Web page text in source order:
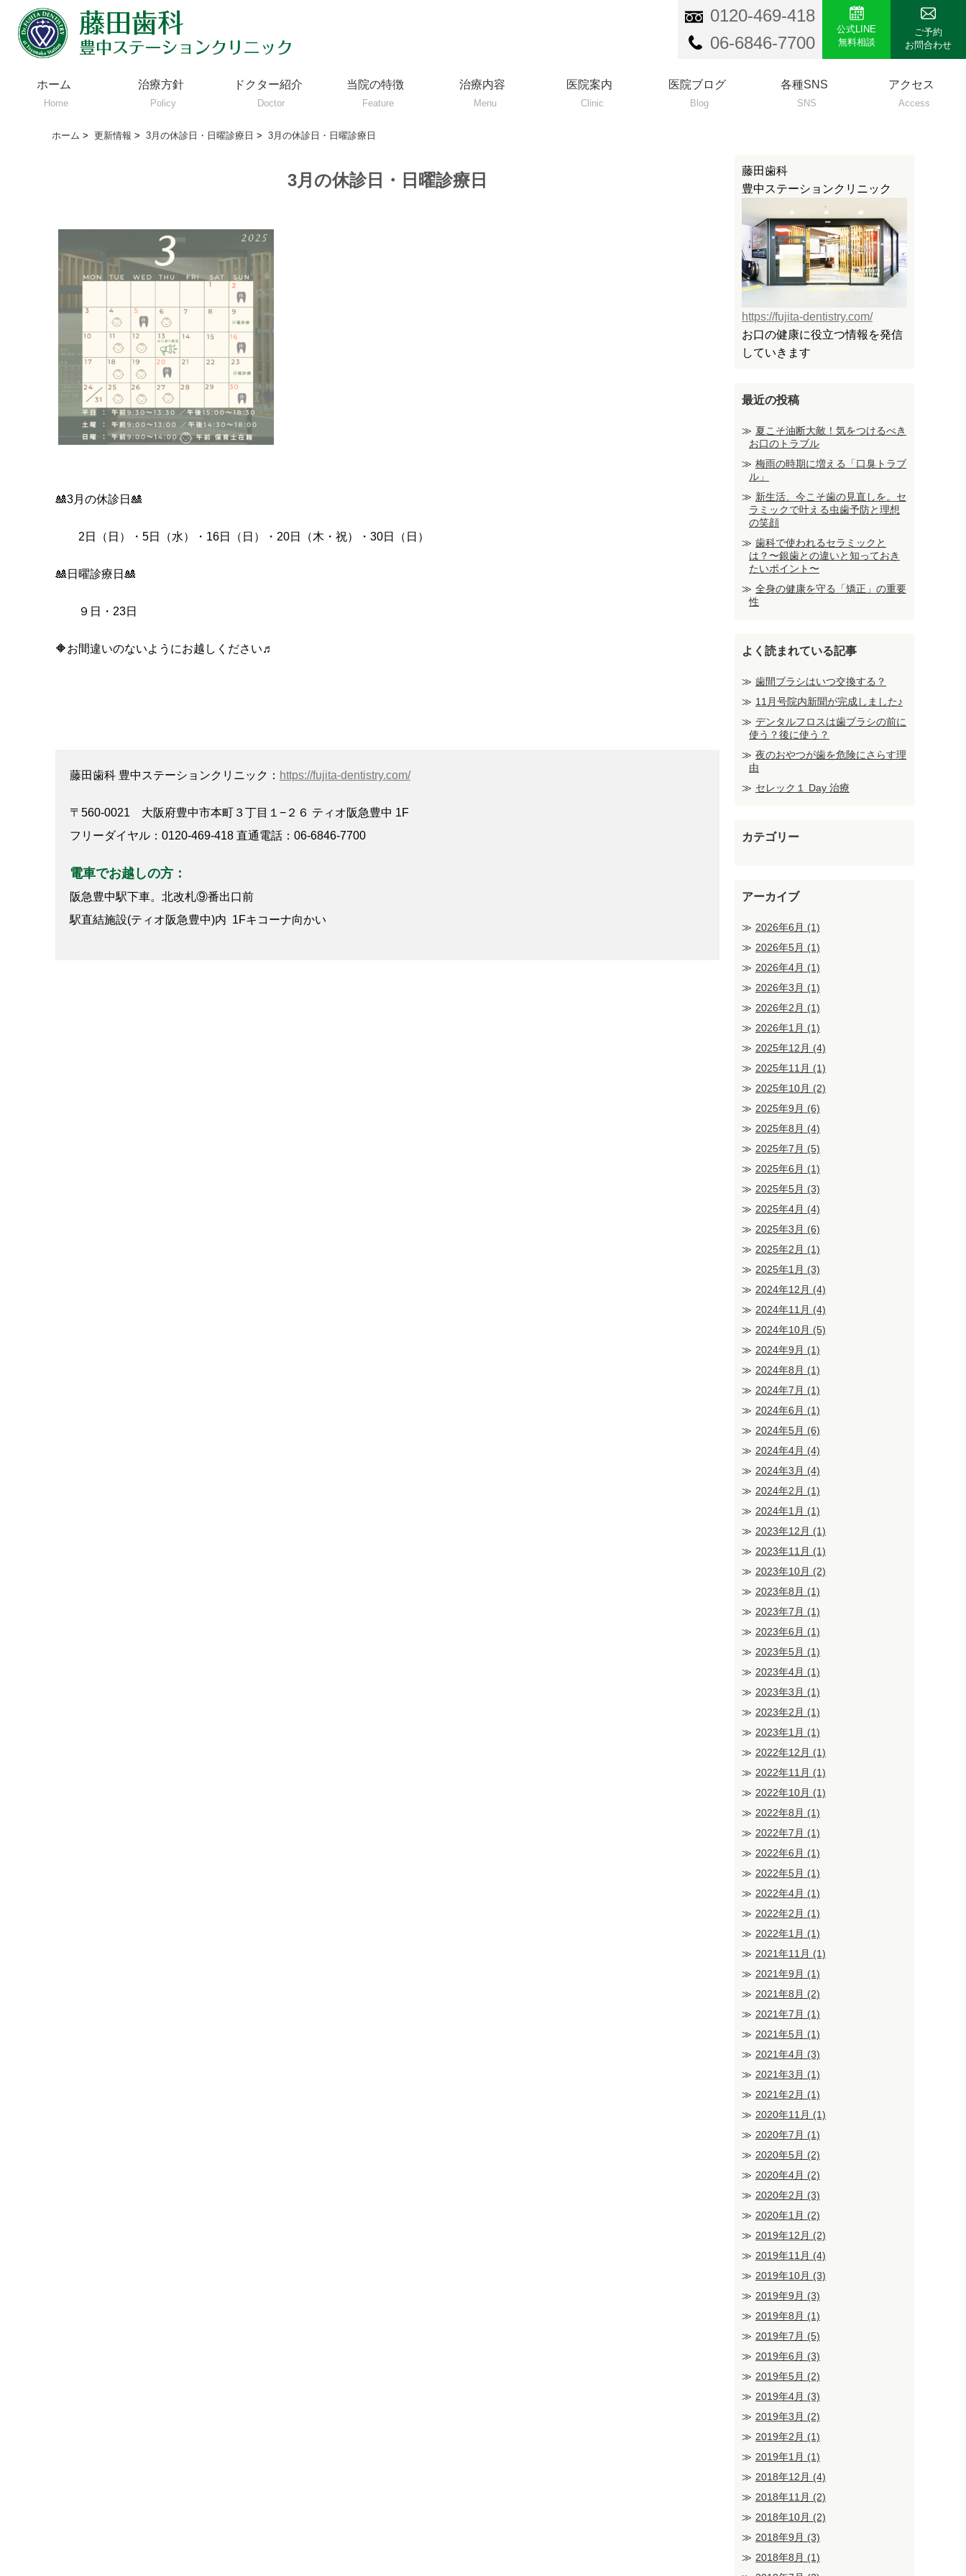
0120-469-418
06-6846-7700
公式LINE
無料相談
ご予約
お問合わせ
ホーム
Home
治療方針
Policy
ドクター紹介
Doctor
当院の特徴
Feature
治療内容
Menu
医院案内
Clinic
医院ブログ
Blog
各種SNS
SNS
アクセス
Access
ホーム > 更新情報 > 3月の休診日・日曜診療日 > 3月の休診日・日曜診療日
3月の休診日・日曜診療日
🎎3月の休診日🎎
2日（日）・5日（水）・16日（日）・20日（木・祝）・30日（日）
🎎日曜診療日🎎
９日・23日
🔶お間違いのないようにお越しください♬
藤田歯科 豊中ステーションクリニック： https://fujita-dentistry.com/
〒560-0021 大阪府豊中市本町３丁目１−２６ ティオ阪急豊中 1F
フリーダイヤル：0120-469-418 直通電話：06-6846-7700
電車でお越しの方：
阪急豊中駅下車。北改札⑨番出口前
駅直結施設(ティオ阪急豊中)内 1Fキコーナ向かい
藤田歯科
豊中ステーションクリニック
https://fujita-dentistry.com/
お口の健康に役立つ情報を発信
していきます
最近の投稿
夏こそ油断大敵！気をつけるべき
お口のトラブル
梅雨の時期に増える「口臭トラブ
ル」
新生活、今こそ歯の見直しを。セ
ラミックで叶える虫歯予防と理想
の笑顔
歯科で使われるセラミックと
は？〜銀歯との違いと知っておき
たいポイント〜
全身の健康を守る「矯正」の重要
性
よく読まれている記事
歯間ブラシはいつ交換する？
11月号院内新聞が完成しました♪
デンタルフロスは歯ブラシの前に
使う？後に使う？
夜のおやつが歯を危険にさらす理
由
セレック１ Day 治療
カテゴリー
アーカイブ
2026年6月 (1)
2026年5月 (1)
2026年4月 (1)
2026年3月 (1)
2026年2月 (1)
2026年1月 (1)
2025年12月 (4)
2025年11月 (1)
2025年10月 (2)
2025年9月 (6)
2025年8月 (4)
2025年7月 (5)
2025年6月 (1)
2025年5月 (3)
2025年4月 (4)
2025年3月 (6)
2025年2月 (1)
2025年1月 (3)
2024年12月 (4)
2024年11月 (4)
2024年10月 (5)
2024年9月 (1)
2024年8月 (1)
2024年7月 (1)
2024年6月 (1)
2024年5月 (6)
2024年4月 (4)
2024年3月 (4)
2024年2月 (1)
2024年1月 (1)
2023年12月 (1)
2023年11月 (1)
2023年10月 (2)
2023年8月 (1)
2023年7月 (1)
2023年6月 (1)
2023年5月 (1)
2023年4月 (1)
2023年3月 (1)
2023年2月 (1)
2023年1月 (1)
2022年12月 (1)
2022年11月 (1)
2022年10月 (1)
2022年8月 (1)
2022年7月 (1)
2022年6月 (1)
2022年5月 (1)
2022年4月 (1)
2022年2月 (1)
2022年1月 (1)
2021年11月 (1)
2021年9月 (1)
2021年8月 (2)
2021年7月 (1)
2021年5月 (1)
2021年4月 (3)
2021年3月 (1)
2021年2月 (1)
2020年11月 (1)
2020年7月 (1)
2020年5月 (2)
2020年4月 (2)
2020年2月 (3)
2020年1月 (2)
2019年12月 (2)
2019年11月 (4)
2019年10月 (3)
2019年9月 (3)
2019年8月 (1)
2019年7月 (5)
2019年6月 (3)
2019年5月 (2)
2019年4月 (3)
2019年3月 (2)
2019年2月 (1)
2019年1月 (1)
2018年12月 (4)
2018年11月 (2)
2018年10月 (2)
2018年9月 (3)
2018年8月 (1)